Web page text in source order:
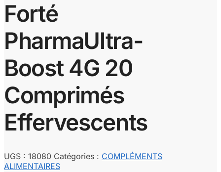
Forté
PharmaUltra-
Boost 4G 20
Comprimés
Effervescents
UGS : 18080 Catégories : COMPLÉMENTS
ALIMENTAIRES